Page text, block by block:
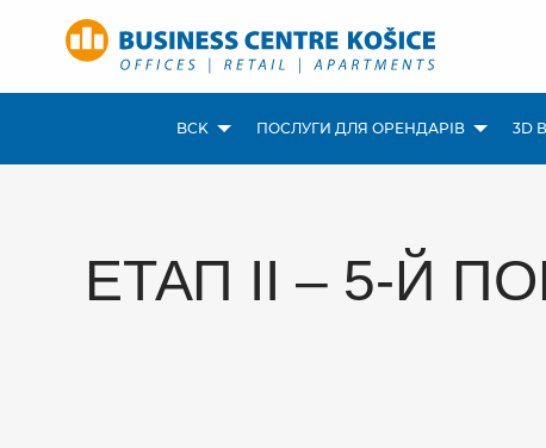
BCK ПОСЛУГИ ДЛЯ ОРЕНДАРІВ 3D
ЕТАП II – 5-Й